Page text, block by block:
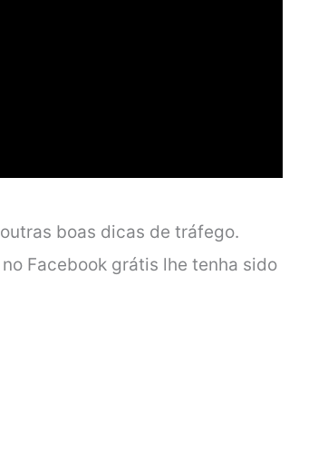
boas dicas de tráfego.
Facebook grátis lhe tenha sido